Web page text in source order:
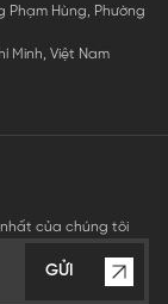
Phạm Hùng, Phường
Minh, Việt Nam
của chúng tôi
GỬI